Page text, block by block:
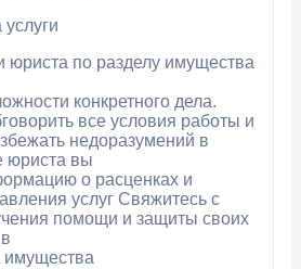
юриста по разделу имущества
конкретного дела.
все условия работы и
недоразумений в
юриста вы
о расценках и
услуг Свяжитесь с
помощи и защиты своих
имущества